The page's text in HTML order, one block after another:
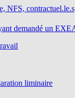
NFS,
demandé un
liminaire